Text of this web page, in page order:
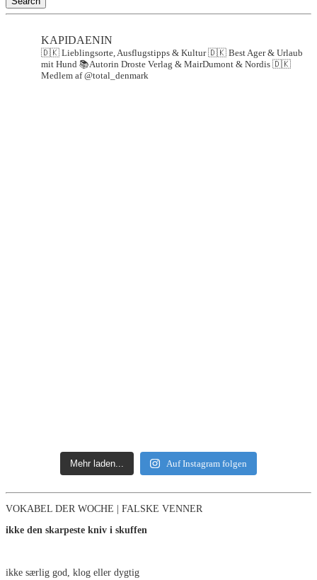
KAPIDAENIN
🇩🇰 Lieblingsorte, Ausflugstipps & Kultur🇩🇰 Best Ager & Urlaub
mit Hund 📚Autorin Droste Verlag & MairDumont & Nordis 🇩🇰
Medlem af @total_denmark
Mehr laden... Auf Instagram folgen
VOKABEL DER WOCHE | FALSKE VENNER
ikke den skarpeste kniv i skuffen
ikke særlig god, klog eller dygtig